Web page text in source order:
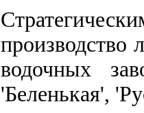
производство
водочных
'Беленькая',